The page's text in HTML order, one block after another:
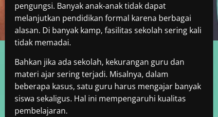
pengungsi. Banyak anak-anak tidak dapat
melanjutkan pendidikan formal karena berbagai
alasan. Di banyak kamp, fasilitas sekolah sering kali
tidak memadai.
Bahkan jika ada sekolah, kekurangan guru dan
materi ajar sering terjadi. Misalnya, dalam
beberapa kasus, satu guru harus mengajar banyak
siswa sekaligus. Hal ini mempengaruhi kualitas
pembelajaran.